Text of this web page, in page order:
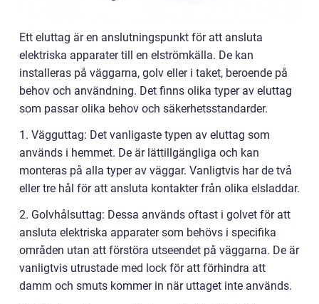
Ett eluttag är en anslutningspunkt för att ansluta
elektriska apparater till en elströmkälla. De kan
installeras på väggarna, golv eller i taket, beroende på
behov och användning. Det finns olika typer av eluttag
som passar olika behov och säkerhetsstandarder.
1. Vägguttag: Det vanligaste typen av eluttag som
används i hemmet. De är lättillgängliga och kan
monteras på alla typer av väggar. Vanligtvis har de två
eller tre hål för att ansluta kontakter från olika elsladdar.
2. Golvhålsuttag: Dessa används oftast i golvet för att
ansluta elektriska apparater som behövs i specifika
områden utan att förstöra utseendet på väggarna. De är
vanligtvis utrustade med lock för att förhindra att
damm och smuts kommer in när uttaget inte används.